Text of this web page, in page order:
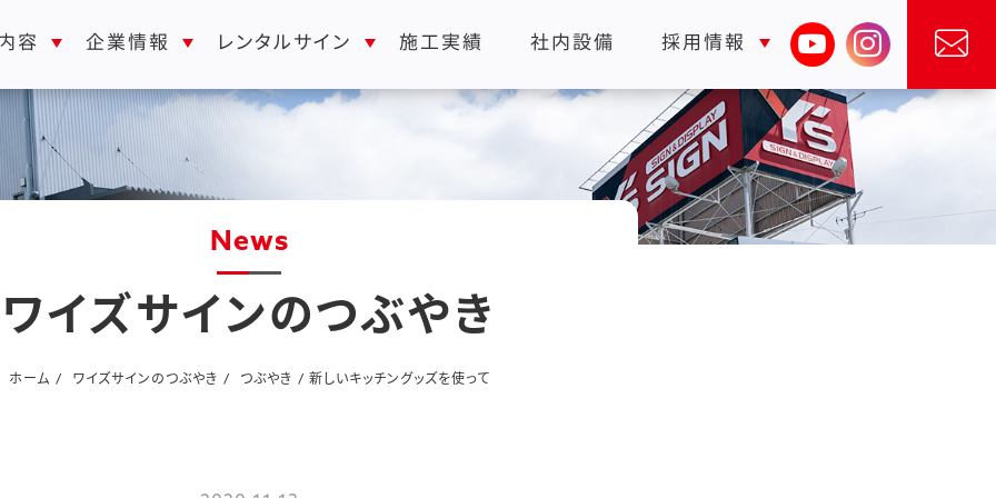
容 企業情報 レンタルサイン 施工実績 社内設備 採用情報
news
ワイズサインのつぶやき
ホーム ワイズサインのつぶやき つぶやき 新しいキッチングッズを使って